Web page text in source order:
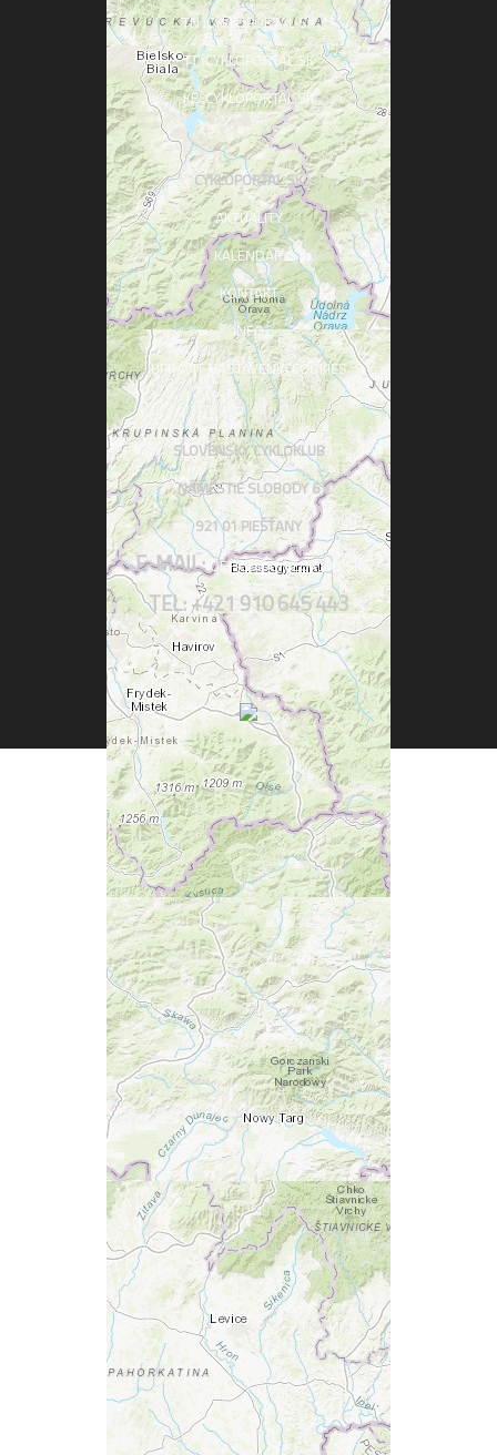
TN .CYKLOPORTAL.SK
TT .CYKLOPORTAL.SK
KE .CYKLOPORTAL.SK
CYKLOPORTAL.SK
AKTUALITY
KALENDÁR
KONTAKT
INFO
UPRAVIŤ NASTAVENIA COOKIES
SLOVENSKÝ CYKLOKLUB
NÁMESTIE SLOBODY 6
921 01 PIEŠŤANY
E-MAIL:OFFICE@CYKLOKLUB.SK
TEL: +421 910 645 443